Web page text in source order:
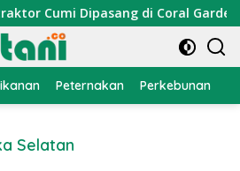
Cumi Dipasang di Coral Garden
Peternakan Perkebunan
Selatan